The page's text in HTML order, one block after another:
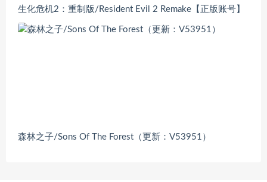
生化危机2：重制版/Resident Evil 2 Remake【正版账号】
森林之子/Sons Of The Forest（更新：V53951）